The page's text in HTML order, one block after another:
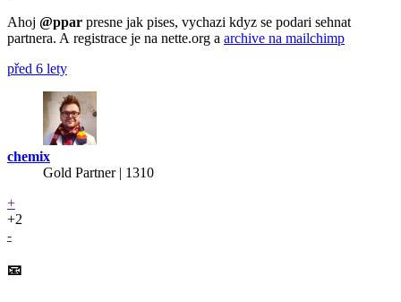
Ahoj @ppar presne jak pises, vychazi kdyz se podari sehnat
partnera. A registrace je na nette.org a archive na mailchimp
před 6 lety
chemix
Gold Partner| 1310
+
+2
-
📧